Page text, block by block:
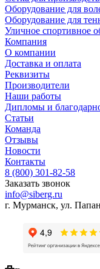
Оборудование для
Оборудование для
Уличное спортивное
Компания
О компании
Доставка и оплата
Реквизиты
Производители
Наши работы
Дипломы и
Статьи
Команда
Отзывы
Новости
Контакты
8 (800) 301-82-58
Заказать звонок
info@siberg.ru
г. Мурманск, ул.